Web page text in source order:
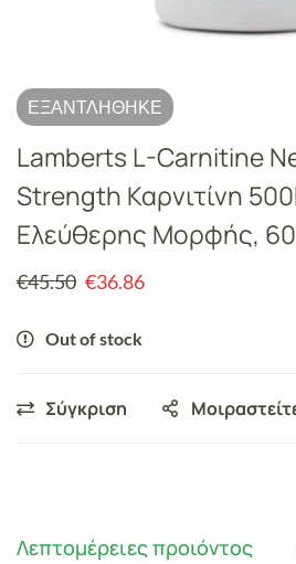
ΕΞΑΝΤΛΉΘΗΚΕ
Lamberts L-Carnitine
Strength Καρνιτίνη
Ελεύθερης Μορφής,
€45.50 €36.86
Out of stock
Σύγκριση
Λεπτομέρειες προιόντος